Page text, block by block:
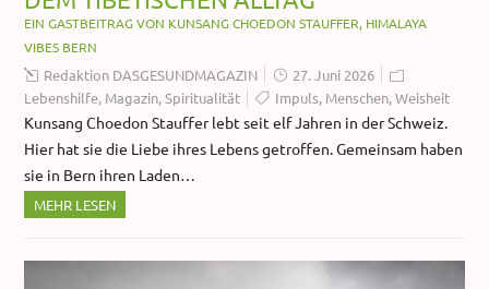
EIN GASTBEITRAG VON KUNSANG CHOEDON STAUFFER, HIMALAYA
VIBES BERN
Redaktion DASGESUNDMAGAZIN
27. Juni 2026
Lebenshilfe, Magazin,Spiritualität Impuls, Menschen,Weisheit
Kunsang Choedon Stauffer lebt seit elf Jahren in der Schweiz.
Hier hat sie die Liebe ihres Lebens getroffen. Gemeinsam haben
sie in Bern ihren Laden…
MEHR LESEN